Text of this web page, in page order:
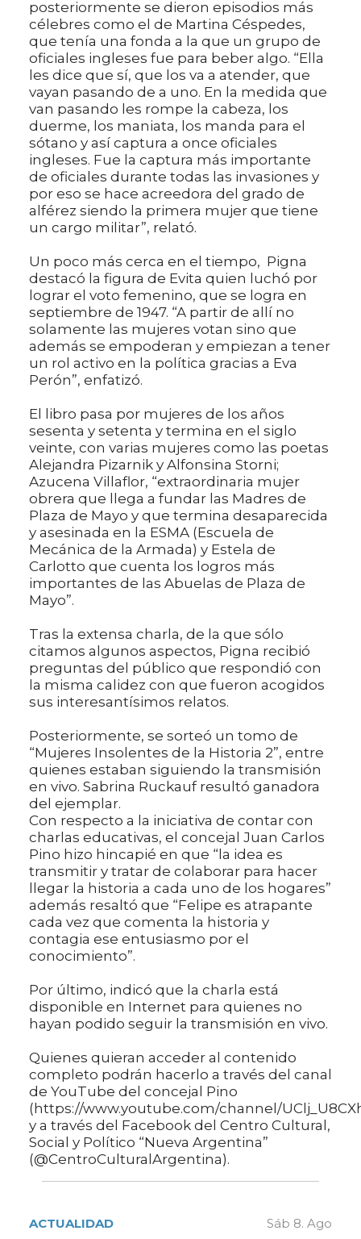
posteriormente se dieron episodios más
célebres como el de Martina Céspedes,
que tenía una fonda a la que un grupo de
oficiales ingleses fue para beber algo. “Ella
les dice que sí, que los va a atender, que
vayan pasando de a uno. En la medida que
van pasando les rompe la cabeza, los
duerme, los maniata, los manda para el
sótano y así captura a once oficiales
ingleses. Fue la captura más importante
de oficiales durante todas las invasiones y
por eso se hace acreedora del grado de
alférez siendo la primera mujer que tiene
un cargo militar”, relató.
Un poco más cerca en el tiempo, Pigna
destacó la figura de Evita quien luchó por
lograr el voto femenino, que se logra en
septiembre de 1947. “A partir de allí no
solamente las mujeres votan sino que
además se empoderan y empiezan a tener
un rol activo en la política gracias a Eva
Perón”, enfatizó.
El libro pasa por mujeres de los años
sesenta y setenta y termina en el siglo
veinte, con varias mujeres como las poetas
Alejandra Pizarnik y Alfonsina Storni;
Azucena Villaflor, “extraordinaria mujer
obrera que llega a fundar las Madres de
Plaza de Mayo y que termina desaparecida
y asesinada en la ESMA (Escuela de
Mecánica de la Armada) y Estela de
Carlotto que cuenta los logros más
importantes de las Abuelas de Plaza de
Mayo”.
Tras la extensa charla, de la que sólo
citamos algunos aspectos, Pigna recibió
preguntas del público que respondió con
la misma calidez con que fueron acogidos
sus interesantísimos relatos.
Posteriormente, se sorteó un tomo de
“Mujeres Insolentes de la Historia 2”, entre
quienes estaban siguiendo la transmisión
en vivo. Sabrina Ruckauf resultó ganadora
del ejemplar.
Con respecto a la iniciativa de contar con
charlas educativas, el concejal Juan Carlos
Pino hizo hincapié en que “la idea es
transmitir y tratar de colaborar para hacer
llegar la historia a cada uno de los hogares”
además resaltó que “Felipe es atrapante
cada vez que comenta la historia y
contagia ese entusiasmo por el
conocimiento”.
Por último, indicó que la charla está
disponible en Internet para quienes no
hayan podido seguir la transmisión en vivo.
Quienes quieran acceder al contenido
completo podrán hacerlo a través del canal
de YouTube del concejal Pino
(https://www.youtube.com/channel/
y a través del Facebook del Centro Cultural,
Social y Político “Nueva Argentina”
(@CentroCulturalArgentina).
ACTUALIDAD Sáb 8. Ago